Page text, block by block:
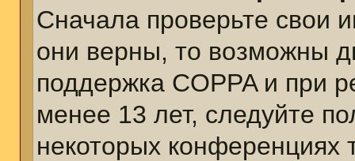
Сначала проверьте свои
они верны, то возможны
поддержка COPPA и при
менее 13 лет, следуйте
некоторых конференциях